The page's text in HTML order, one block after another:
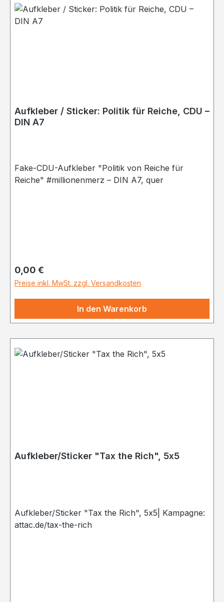
Aufkleber / Sticker: Politik für Reiche, CDU –
DIN A7
Fake-CDU-Aufkleber "Politik von Reiche für
Reiche" #millionenmerz – DIN A7, quer
Regulärer Preis:
0,00 €
Preise inkl. MwSt. zzgl. Versandkosten
In den Warenkorb
Aufkleber/Sticker "Tax the Rich", 5x5
Aufkleber/Sticker "Tax the Rich", 5x5| Kampagne:
attac.de/tax-the-rich